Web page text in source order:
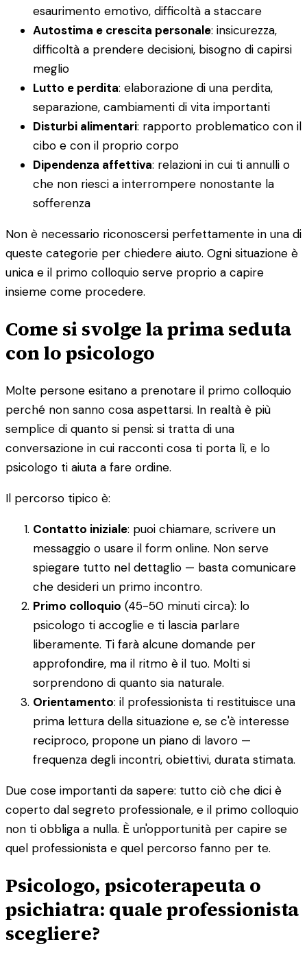
esaurimento emotivo, difficoltà a staccare
Autostima e crescita personale: insicurezza,
difficoltà a prendere decisioni, bisogno di capirsi
meglio
Lutto e perdita: elaborazione di una perdita,
separazione, cambiamenti di vita importanti
Disturbi alimentari: rapporto problematico con il
cibo e con il proprio corpo
Dipendenza affettiva: relazioni in cui ti annulli o
che non riesci a interrompere nonostante la
sofferenza
Non è necessario riconoscersi perfettamente in una di
queste categorie per chiedere aiuto. Ogni situazione è
unica e il primo colloquio serve proprio a capire
insieme come procedere.
Come si svolge la prima seduta
con lo psicologo
Molte persone esitano a prenotare il primo colloquio
perché non sanno cosa aspettarsi. In realtà è più
semplice di quanto si pensi: si tratta di una
conversazione in cui racconti cosa ti porta lì, e lo
psicologo ti aiuta a fare ordine.
Il percorso tipico è:
Contatto iniziale: puoi chiamare, scrivere un
messaggio o usare il form online. Non serve
spiegare tutto nel dettaglio — basta comunicare
che desideri un primo incontro.
Primo colloquio (45-50 minuti circa): lo
psicologo ti accoglie e ti lascia parlare
liberamente. Ti farà alcune domande per
approfondire, ma il ritmo è il tuo. Molti si
sorprendono di quanto sia naturale.
Orientamento: il professionista ti restituisce una
prima lettura della situazione e, se c'è interesse
reciproco, propone un piano di lavoro —
frequenza degli incontri, obiettivi, durata stimata.
Due cose importanti da sapere: tutto ciò che dici è
coperto dal segreto professionale, e il primo colloquio
non ti obbliga a nulla. È un'opportunità per capire se
quel professionista e quel percorso fanno per te.
Psicologo, psicoterapeuta o
psichiatra: quale professionista
scegliere?